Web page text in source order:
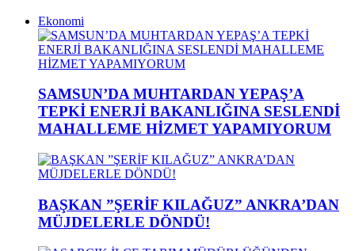
Ekonomi
SAMSUN’DA MUHTARDAN YEPAŞ’A
TEPKİ ENERJİ BAKANLIĞINA SESLENDİ
MAHALLEME HİZMET YAPAMIYORUM
BAŞKAN ”ŞERİF KILAĞUZ” ANKRA’DAN
MÜJDELERLE DÖNDÜ!